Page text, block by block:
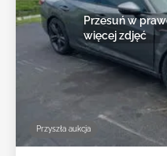
Przyszła aukcja
Przesuń w
więcej zdjęć